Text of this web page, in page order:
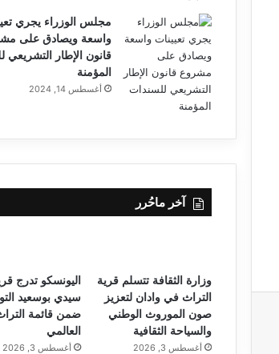
مجلس الوزراء يجري
واسعة ويصادق على
قانون الإطار التشريعي
المؤمنة
أغسطس 14, 2024
آخر ماحُرر
وزارة الثقافة تتسلم قرية
التراث في وادان لتعزيز
صون الموروث الوطني
والسياحة الثقافية
أغسطس 3, 2026
اليونسكو تدرج
سيدي بوسعيد
ضمن قائمة
العالمي
أغسطس 3, 2026